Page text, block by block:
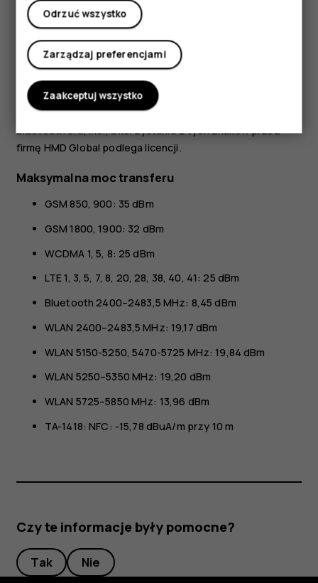
HMD Global Oy posiada wyłączną licencję na korzystanie
z marki Nokia w przypadku telefonów i tabletów. Nokia jest
zarejestrowanym znakiem towarowym Nokia Corporation.
Android, Google i inne powiązane marki są znakami
towarowymi należącymi do Google LLC.
Znak słowny i logo Bluetooth są własnością firmy
Bluetooth SIG, Inc., a korzystanie z tych znaków przez
firmę HMD Global podlega licencji.
Maksymalna moc transferu
GSM 850, 900: 35 dBm
GSM 1800, 1900: 32 dBm
WCDMA 1, 5, 8: 25 dBm
LTE 1, 3, 5, 7, 8, 20, 28, 38, 40, 41: 25 dBm
Bluetooth 2400–2483,5 MHz: 8,45 dBm
WLAN 2400–2483,5 MHz: 19,17 dBm
WLAN 5150-5250, 5470-5725 MHz: 19,84 dBm
WLAN 5250–5350 MHz: 19,20 dBm
WLAN 5725–5850 MHz: 13,96 dBm
TA-1418: NFC: -15,78 dBuA/m przy 10 m
Czy te informacje były pomocne?
Tak Nie
Odrzuć wszystko
Zarządzaj preferencjami
Zaakceptuj wszystko